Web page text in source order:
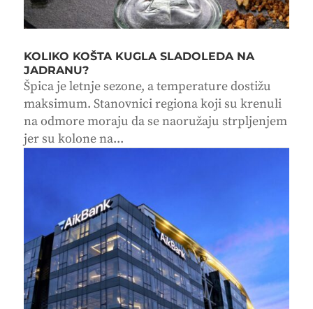
KOLIKO KOŠTA KUGLA SLADOLEDA NA
JADRANU?
Špica je letnje sezone, a temperature dostižu
maksimum. Stanovnici regiona koji su krenuli
na odmore moraju da se naoružaju strpljenjem
jer su kolone na...